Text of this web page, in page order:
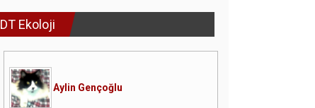
DT Ekoloji
Aylin Gençoğlu